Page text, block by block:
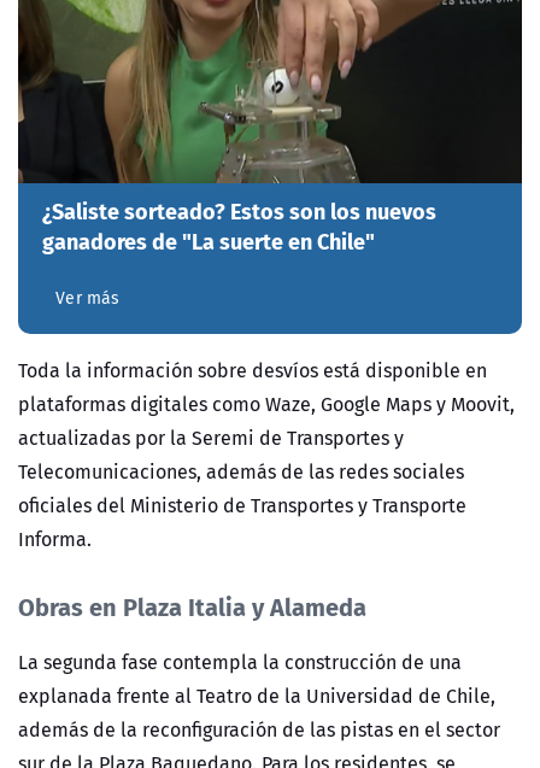
¿Saliste sorteado? Estos son los nuevos
ganadores de "La suerte en Chile"
Ver más
Toda la información sobre desvíos está disponible en
plataformas digitales como Waze, Google Maps y Moovit,
actualizadas por la Seremi de Transportes y
Telecomunicaciones, además de las redes sociales
oficiales del Ministerio de Transportes y Transporte
Informa.
Obras en Plaza Italia y Alameda
La segunda fase contempla la construcción de una
explanada frente al Teatro de la Universidad de Chile,
además de la reconfiguración de las pistas en el sector